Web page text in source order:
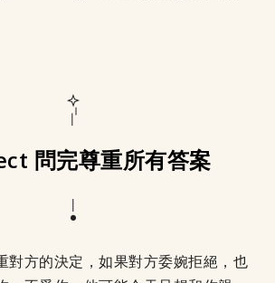
問完尊重所有答案
對方的決定，如果對方委婉拒絕，也